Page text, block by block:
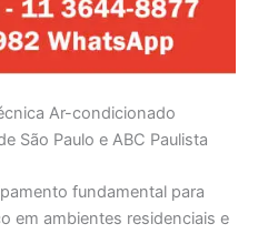
Ar-condicionado
São Paulo e ABC Paulista
fundamental para
em ambientes residenciais e